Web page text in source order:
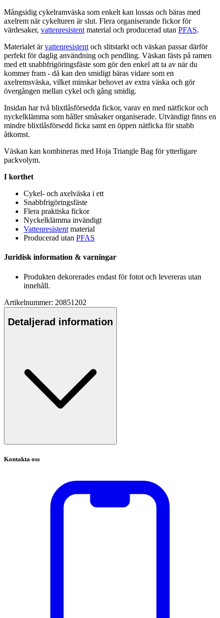
Mångsidig cykelramväska som enkelt kan lossas och bäras med
axelrem när cykelturen är slut. Flera organiserande fickor för
värdesaker, vattenresistent material och producerad utan PFAS.
Materialet ärvattenresistent och slitstarkt och väskan passar därför
perfekt för daglig användning och pendling. Väskan fästs på ramen
med ett snabbfrigöringsfäste som gör den enkel att ta av när du
kommer fram - då kan den smidigt bäras vidare som en
axelremsväska, vilket minskar behovet av extra väska och gör
övergången mellan cykel och gång smidig.
Insidan har två blixtlåsförsedda fickor, varav en med nätfickor och
nyckelklämma som håller småsaker organiserade. Utvändigt finns en
mindre blixtlåsförsedd ficka samt en öppen nätficka för snabb
åtkomst.
Väskan kan kombineras med Hoja Triangle Bag för ytterligare
packvolym.
I korthet
Cykel- och axelväska i ett
Snabbfrigöringsfäste
Flera praktiska fickor
Nyckelklämma invändigt
Vattenresistent material
Producerad utan PFAS
Juridisk information & varningar
Produkten dekorerades endast för fotot och levereras utan
innehåll.
Artikelnummer: 20851202
Detaljerad information
Kontakta oss